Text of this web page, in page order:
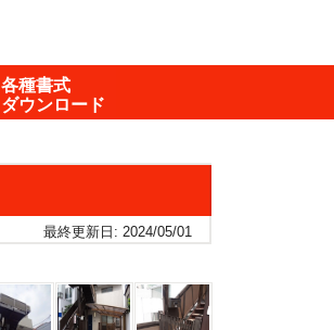
各種書式
ダウンロード
最終更新日: 2024/05/01